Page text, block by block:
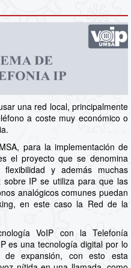
una red local, principalmente
a coste muy económico o
para la implementación de
el proyecto que se denomina
y además muchas
sobre IP se utiliza para que las
analógicos comunes puedan
en este caso la Red de la
VoIP con la Telefonía
es una tecnología digital por lo
expansión, con esto esta